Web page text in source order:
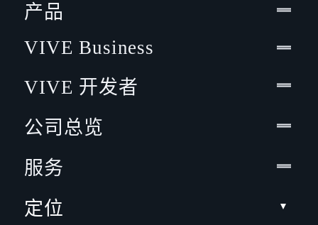
产品
VIVE Business
VIVE 开发者
公司总览
服务
定位